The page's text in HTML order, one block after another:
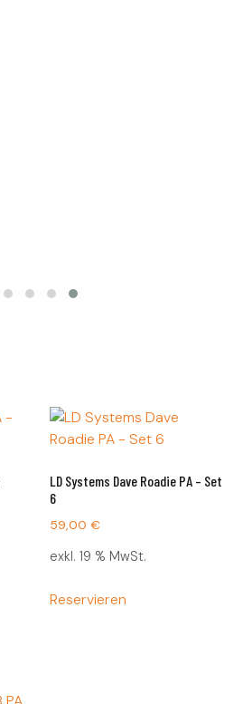
LD Systems Dave Roadie PA – Set
6
59,00 €
exkl. 19 % MwSt.
Reservieren